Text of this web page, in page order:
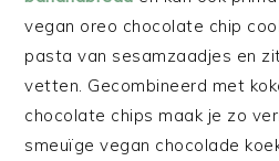
vegan oreo chocolate chip
pasta van sesamzaadjes en
vetten. Gecombineerd met
chocolate chips maak je zo
smeuïge vegan chocolade